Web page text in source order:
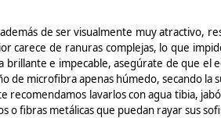
de ser visualmente muy atractivo,
carece de ranuras complejas, lo que
e impecable, asegúrate de que el
de microfibra apenas húmedo, secando la
recomendamos lavarlos con agua tibia,
o fibras metálicas que puedan rayar sus